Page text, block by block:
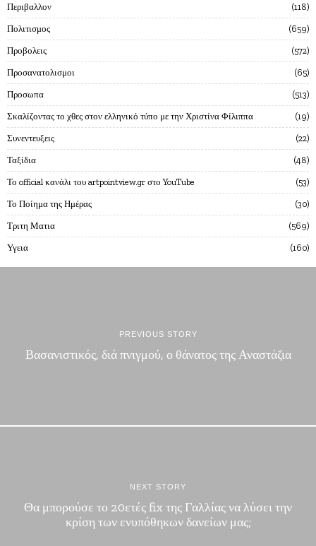
Περιβαλλον 118
Πολιτισμος 659
Προβολεις 572
Προσανατολισμοι 65
Προσωπα 513
Σκαλίζοντας το χθες στον ελληνικό τύπο με την Χριστίνα Φίλιππα 19
Συνεντευξεις 22
Ταξίδια 48
Το official κανάλι του artpointview.gr στο YouTube 53
Το Ποίημα της Ημέρας 30
Τριτη Ματια 569
Υγεια 160
PREVIOUS STORY
Βασανιστικός, διά πνιγμού, ο θάνατος της Αναστάζια
NEXT STORY
Θα μπορούσε το 20ετές fix της Γαλλίας να λύσει την
κρίση των ενυπόθηκων δανείων μας;